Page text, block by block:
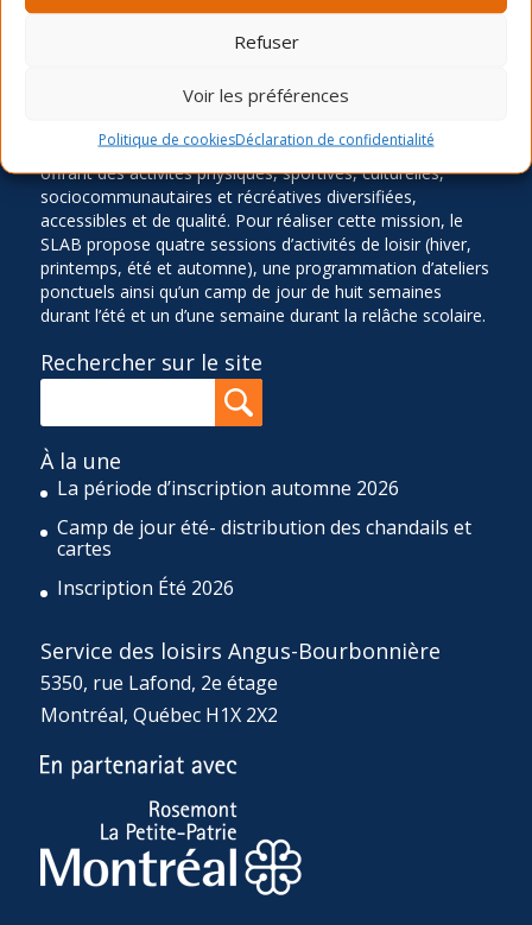
Refuser
Voir les préférences
Politique de cookiesDéclaration de confidentialité
Ancré dans le quartier Rosemont depuis 1966, le Service
l’épanouissement et au bien-être de sa communauté en
offrant des activités physiques, sportives, culturelles,
sociocommunautaires et récréatives diversifiées,
accessibles et de qualité. Pour réaliser cette mission, le
SLAB propose quatre sessions d’activités de loisir (hiver,
printemps, été et automne), une programmation d’ateliers
ponctuels ainsi qu’un camp de jour de huit semaines
durant l’été et un d’une semaine durant la relâche scolaire.
Rechercher sur le site
À la une
La période d’inscription automne 2026
Camp de jour été- distribution des chandails et
cartes
Inscription Été 2026
Service des loisirs Angus-Bourbonnière
5350, rue Lafond, 2e étage
Montréal, Québec H1X 2X2